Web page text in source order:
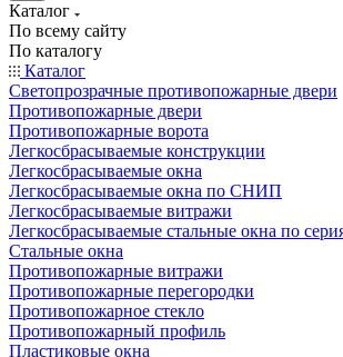
Каталог
По всему сайту
По каталогу
Каталог
Светопрозрачные противопожарные двери
Противопожарные двери
Противопожарные ворота
Легкосбрасываемые конструкции
Легкосбрасываемые окна
Легкосбрасываемые окна по СНИП
Легкосбрасываемые витражи
Легкосбрасываемые стальные окна по
Стальные окна
Противопожарные витражи
Противопожарные перегородки
Противопожарное стекло
Противопожарный профиль
Пластиковые окна